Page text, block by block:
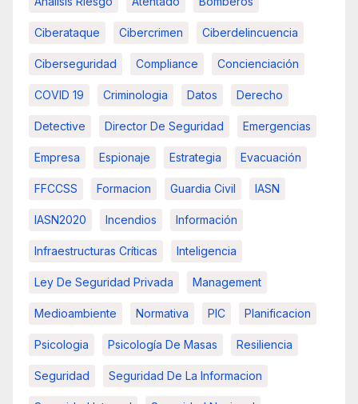
Ciberataque Cibercrimen Ciberdelincuencia
Ciberseguridad Compliance Concienciación
COVID 19 Criminologia Datos Derecho
Detective Director De Seguridad Emergencias
Empresa Espionaje Estrategia Evacuación
FFCCSS Formacion Guardia Civil IASN
IASN2020 Incendios Información
Infraestructuras Críticas Inteligencia
Ley De Seguridad Privada Management
Medioambiente Normativa PIC Planificacion
Psicologia Psicología De Masas Resiliencia
Seguridad Seguridad De La Informacion